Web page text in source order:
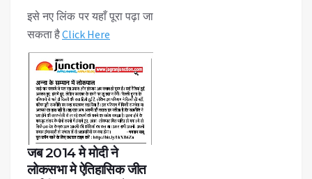
इसे नए लिंक पर यहाँ पूरा पढ़ा जा
सकता हैClick Here
जब 2014 मे मोदी ने
लोकसभा मे ऐतिहासिक जीत